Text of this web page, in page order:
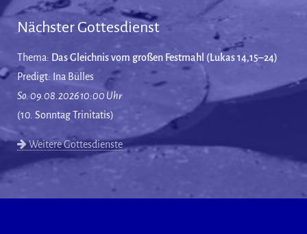
Nächster Gottesdienst
Thema: Das Gleichnis vom großen Festmahl (Lukas 14,15–24)
Predigt: Ina Bülles
So. 09.08.2026 10:00 Uhr
(10. Sonntag Trinitatis)
Weitere Gottesdienste